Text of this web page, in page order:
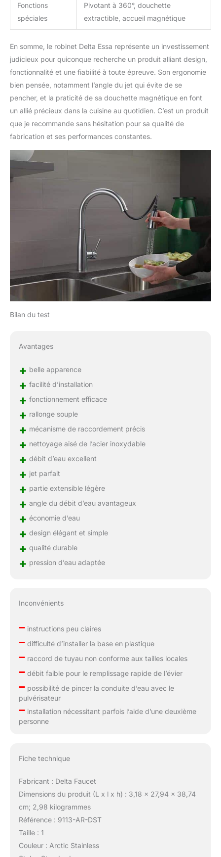
Fonctions
spéciales
Pivotant à 360°, douchette
extractible, accueil magnétique
En somme, le robinet Delta Essa représente un investissement
judicieux pour quiconque recherche un produit alliant design,
fonctionnalité et une fiabilité à toute épreuve. Son ergonomie
bien pensée, notamment l’angle du jet qui évite de se
pencher, et la praticité de sa douchette magnétique en font
un allié précieux dans la cuisine au quotidien. C’est un produit
que je recommande sans hésitation pour sa qualité de
fabrication et ses performances constantes.
Bilan du test
Avantages
+ belle apparence
+ facilité d’installation
+ fonctionnement efficace
+ rallonge souple
+ mécanisme de raccordement précis
+ nettoyage aisé de l’acier inoxydable
+ débit d’eau excellent
+ jet parfait
+ partie extensible légère
+ angle du débit d’eau avantageux
+ économie d’eau
+ design élégant et simple
+ qualité durable
+ pression d’eau adaptée
Inconvénients
–instructions peu claires
–difficulté d’installer la base en plastique
–raccord de tuyau non conforme aux tailles locales
–débit faible pour le remplissage rapide de l’évier
–possibilité de pincer la conduite d’eau avec le
pulvérisateur
–installation nécessitant parfois l’aide d’une deuxième
personne
Fiche technique
Fabricant : Delta Faucet
Dimensions du produit (L x l x h) : 3,18 x 27,94 x 38,74
cm; 2,98 kilogrammes
Référence : 9113-AR-DST
Taille : 1
Couleur : Arctic Stainless